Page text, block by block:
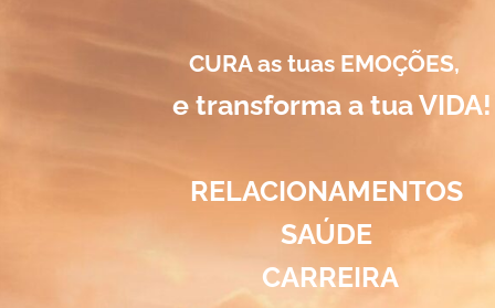
CURA as tuas EMOÇÕES,
e transforma a tua VIDA!
RELACIONAMENTOS
SAÚDE
CARREIRA